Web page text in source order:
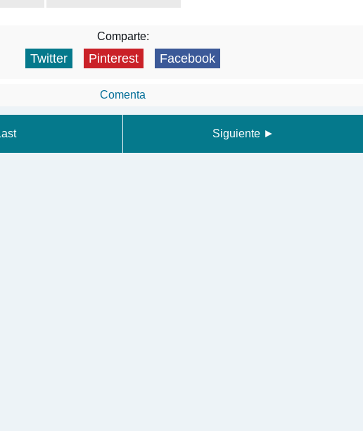
Comparte:
Twitter Pinterest Facebook
Comenta
Siguiente ►